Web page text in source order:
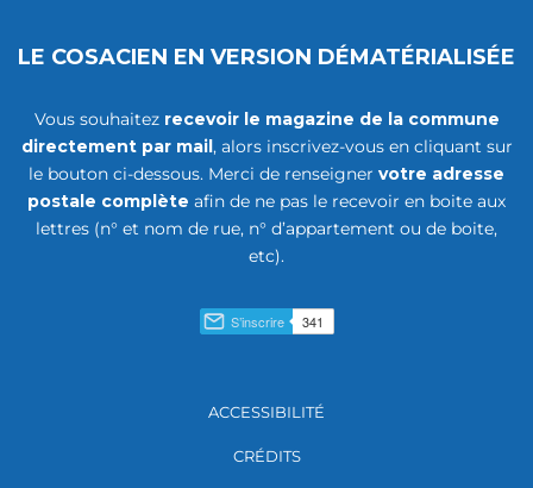
LE COSACIEN EN VERSION DÉMATÉRIALISÉE
Vous souhaitez recevoir le magazine de la commune
directement par mail, alors inscrivez-vous en cliquant sur
le bouton ci-dessous. Merci de renseigner votre adresse
postale complète afin de ne pas le recevoir en boite aux
lettres (n° et nom de rue, n° d’appartement ou de boite,
etc).
ACCESSIBILITÉ
CRÉDITS